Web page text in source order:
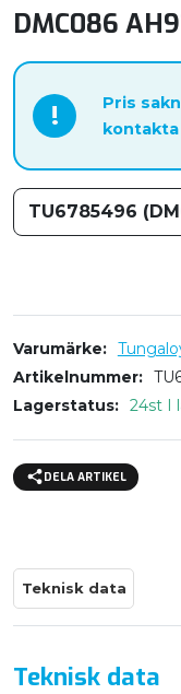
DMC086
!
Pris
TU6785496
Varumärke
Artikelnummer
Lagerstatus
24st I
DELA ARTIKEL
Teknisk data
Teknisk data